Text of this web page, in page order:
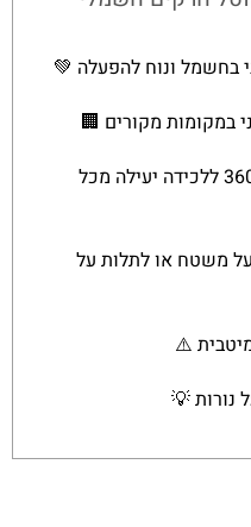
בחשמל ונוח להפעלה 💚
במקומות מקורים 🏢
🔄 טכנולוגיית משיכה היקפית 360° ללכידה יעילה מכל
משטח או לתלות על
⚠️
נורות 💡